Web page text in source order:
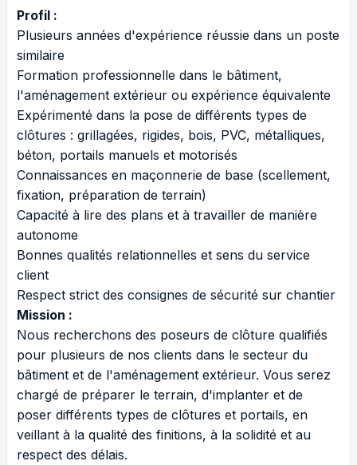
Profil :
Plusieurs années d'expérience réussie dans un poste
similaire
Formation professionnelle dans le bâtiment,
l'aménagement extérieur ou expérience équivalente
Expérimenté dans la pose de différents types de
clôtures : grillagées, rigides, bois, PVC, métalliques,
béton, portails manuels et motorisés
Connaissances en maçonnerie de base (scellement,
fixation, préparation de terrain)
Capacité à lire des plans et à travailler de manière
autonome
Bonnes qualités relationnelles et sens du service
client
Respect strict des consignes de sécurité sur chantier
Mission :
Nous recherchons des poseurs de clôture qualifiés
pour plusieurs de nos clients dans le secteur du
bâtiment et de l'aménagement extérieur. Vous serez
chargé de préparer le terrain, d'implanter et de
poser différents types de clôtures et portails, en
veillant à la qualité des finitions, à la solidité et au
respect des délais.